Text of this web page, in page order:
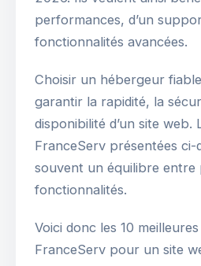
performances, d’un
fonctionnalités avancées.
Choisir un hébergeur
garantir la rapidité, la
disponibilité d’un site web.
FranceServ présentées
souvent un équilibre entre
fonctionnalités.
Voici donc les 10
FranceServ pour un site